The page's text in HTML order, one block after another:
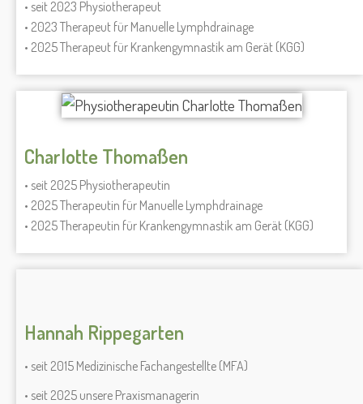
• seit 2023 Physiotherapeut
• 2023 Therapeut für Manuelle Lymphdrainage
• 2025 Therapeut für Krankengymnastik am Gerät (KGG)
Charlotte Thomaßen
• seit 2025 Physiotherapeutin
• 2025 Therapeutin für Manuelle Lymphdrainage
• 2025 Therapeutin für Krankengymnastik am Gerät (KGG)
Hannah Rippegarten
• seit 2015 Medizinische Fachangestellte (MFA)
• seit 2025 unsere Praxismanagerin